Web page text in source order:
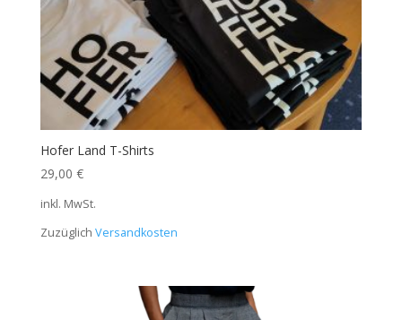
Hofer Land T-Shirts
29,00 €
inkl. MwSt.
Zuzüglich Versandkosten